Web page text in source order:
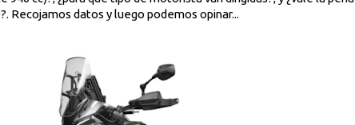
Recojamos datos y luego podemos opinar...